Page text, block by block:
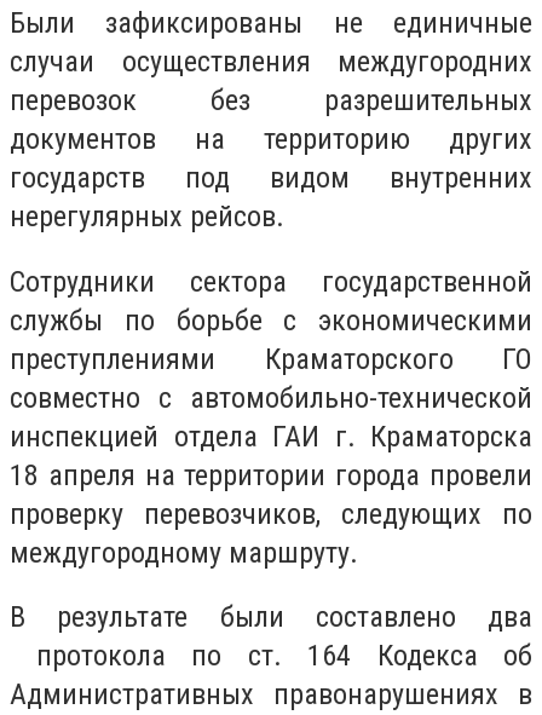
Были зафиксированы не единичные
случаи осуществления междугородних
перевозок без разрешительных
документов на территорию других
государств под видом внутренних
нерегулярных рейсов.
Сотрудники сектора государственной
службы по борьбе с экономическими
преступлениями Краматорского ГО
совместно с автомобильно-технической
инспекцией отдела ГАИ г. Краматорска
18 апреля на территории города провели
проверку перевозчиков, следующих по
междугородному маршруту.
В результате были составлено два
протокола по ст. 164 Кодекса об
Административных правонарушениях в